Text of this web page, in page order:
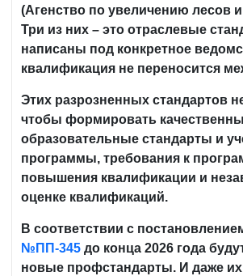
(Агенство по увеличению лесов
Три из них – это отраслевые
написаны под конкретное
квалификация не переносится
Этих разрозненных стандартов
чтобы формировать
образовательные стандарты и
программы, требования к
повышения квалификации и
оценке квалификаций.
В соответствии с
№ПП-345 до конца 2026 года
новые профстандарты. И даже